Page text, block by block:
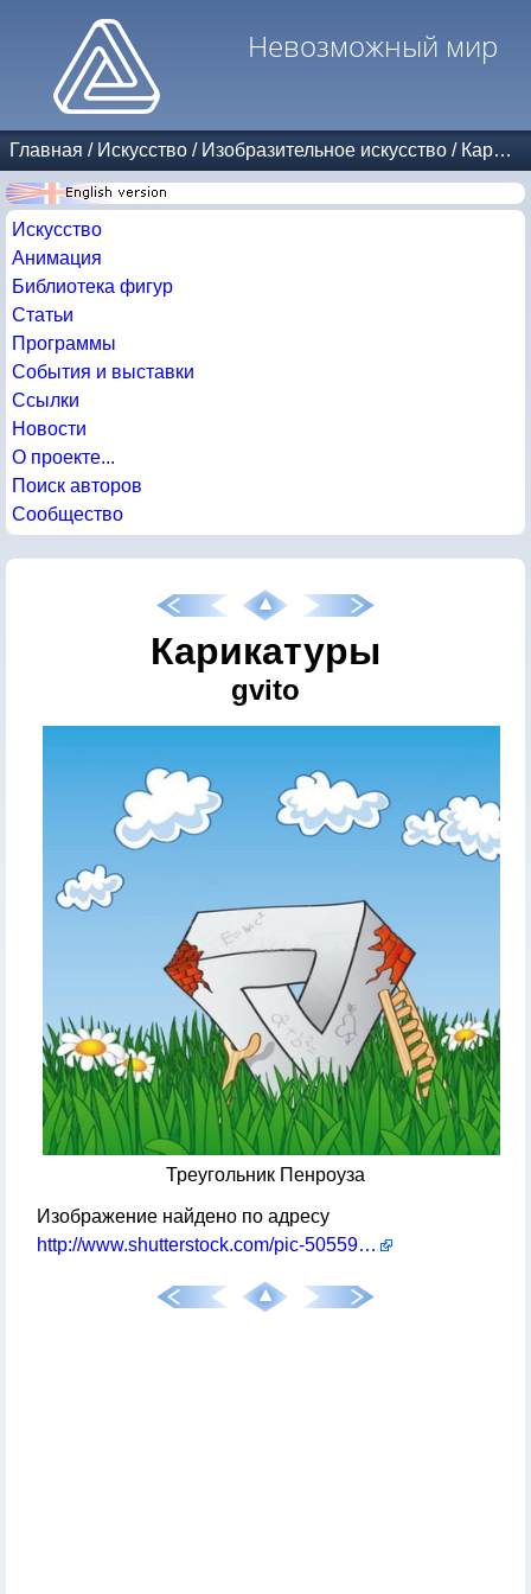
Невозможный мир
Главная / Искусство / Изобразительное искусство / Карикатуры
Искусство
Анимация
Библиотека фигур
Статьи
Программы
События и выставки
Ссылки
Новости
О проекте...
Поиск авторов
Сообщество
Карикатуры
gvito
Треугольник Пенроуза
Изображение найдено по адресу
http://www.shutterstock.com/pic-50559682/stock-vector-penrose-triangle.html